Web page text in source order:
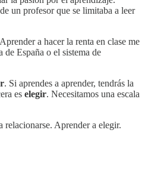
un profesor que se limitaba a leer
a hacer la renta en clase me
España o el sistema de
. Si aprendes a aprender, tendrás la
es elegir. Necesitamos una escala
relacionarse. Aprender a elegir.